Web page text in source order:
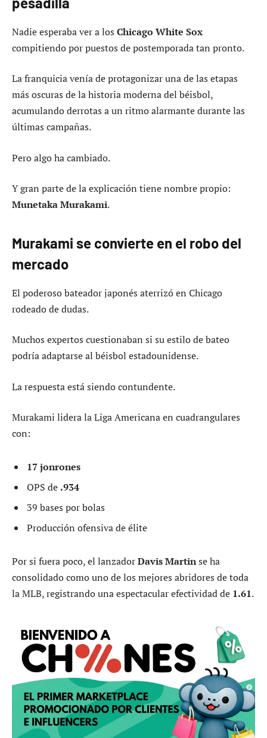
Nadie esperaba ver a los Chicago White Sox
compitiendo por puestos de postemporada tan pronto.
La franquicia venía de protagonizar una de las etapas
más oscuras de la historia moderna del béisbol,
acumulando derrotas a un ritmo alarmante durante las
últimas campañas.
Pero algo ha cambiado.
Y gran parte de la explicación tiene nombre propio:
Munetaka Murakami.
Murakami se convierte en el robo del
mercado
El poderoso bateador japonés aterrizó en Chicago
rodeado de dudas.
Muchos expertos cuestionaban si su estilo de bateo
podría adaptarse al béisbol estadounidense.
La respuesta está siendo contundente.
Murakami lidera la Liga Americana en cuadrangulares
con:
17 jonrones
OPS de .934
39 bases por bolas
Producción ofensiva de élite
Por si fuera poco, el lanzadorDavis Martinse ha
consolidado como uno de los mejores abridores de toda
la MLB, registrando una espectacular efectividad de 1.61.